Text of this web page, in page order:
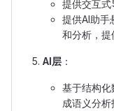
提供交互式
提供AI助手
和分析，提
AI层 ：
基于结构化
成语义分析